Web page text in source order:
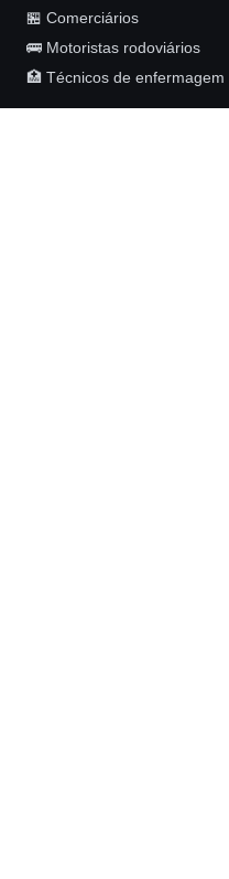
🏪 Comerciários
🚌 Motoristas rodoviários
🏥 Técnicos de enfermagem